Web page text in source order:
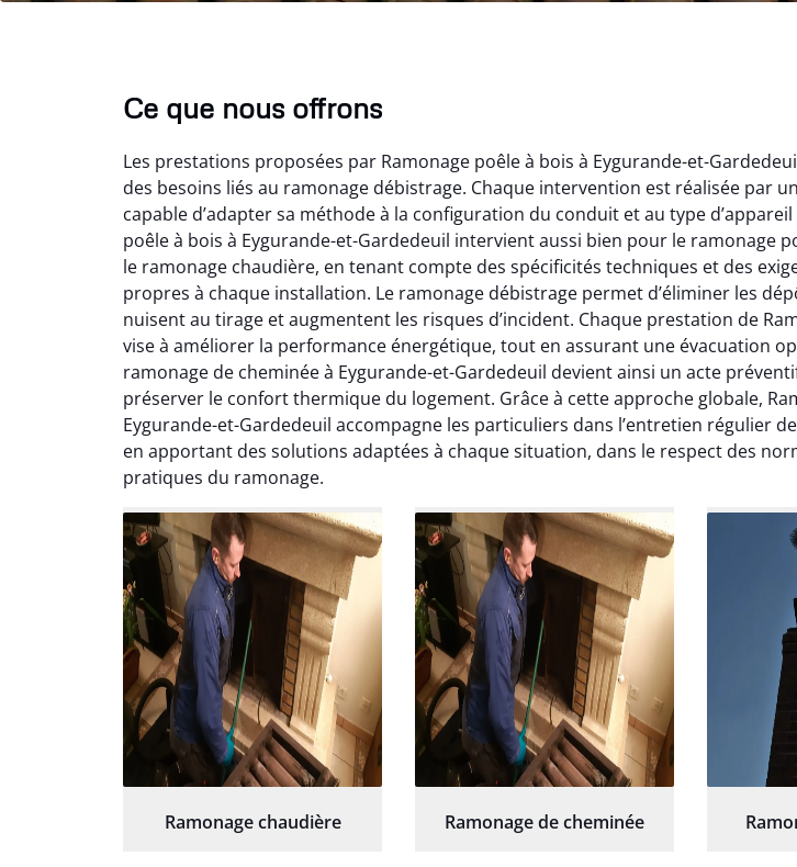
Ce que nous offrons
Les prestations proposées par Ramonage poêle à bois à Eygurande-et-
des besoins liés au ramonage débistrage. Chaque intervention est réalisée par
capable d’adapter sa méthode à la configuration du conduit et au type
poêle à bois à Eygurande-et-Gardedeuil intervient aussi bien pour le ramonage
le ramonage chaudière, en tenant compte des spécificités techniques et des
propres à chaque installation. Le ramonage débistrage permet d’éliminer les
nuisent au tirage et augmentent les risques d’incident. Chaque prestation de
vise à améliorer la performance énergétique, tout en assurant une évacuation
ramonage de cheminée à Eygurande-et-Gardedeuil devient ainsi un acte
préserver le confort thermique du logement. Grâce à cette approche globale,
Eygurande-et-Gardedeuil accompagne les particuliers dans l’entretien régulier
en apportant des solutions adaptées à chaque situation, dans le respect des
pratiques du ramonage.
Ramonage chaudière Ramonage de cheminée
Loïc Marchand
24 janvier 2026
Très bon travail de
débistrage et ramonage.
Cheminée parfaitement
nettoyée et fonctionnement
recommande sans
hésitation.
été